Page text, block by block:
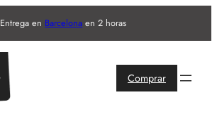
Entrega en Barcelona en 2 horas
Comprar